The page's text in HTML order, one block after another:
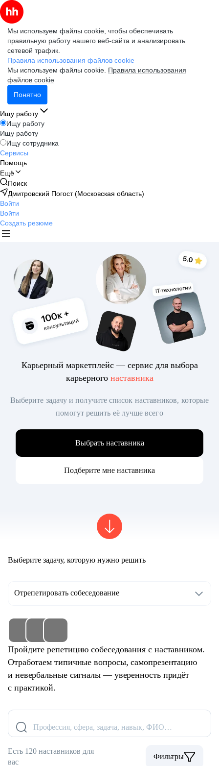
Мы используем файлы cookie, чтобы обеспечивать
правильную работу нашего веб-сайта и анализировать
сетевой трафик.
Правила использования файлов cookie
Мы используем файлы cookie. Правила использования
файлов cookie
Понятно
Ищу работу
Ищу работу
Ищу работу
Ищу сотрудника
Сервисы
Помощь
Ещё
Поиск
Дмитровский Погост (Московская область)
Войти
Войти
Создать резюме
Карьерный маркетплейс — сервис для выбора
карьерного наставника
Выберите задачу и получите список наставников, которые
помогут решить её лучше всего
Выбрать наставника
Подберите мне наставника
Выберите задачу, которую нужно решить
Отрепетировать собеседование
Пройдите репетицию собеседования с наставником.
Отработаем типичные вопросы, самопрезентацию
и невербальные сигналы — уверенность придёт
с практикой.
Профессия, сфера, задача, навык, ФИО…
Есть 120 наставников для
вас
Фильтры